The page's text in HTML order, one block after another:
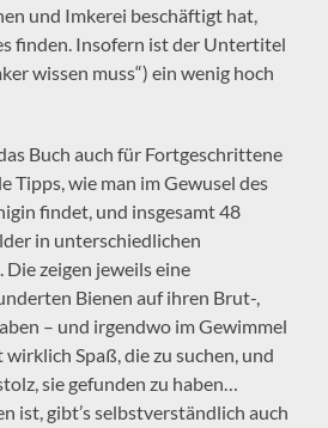
und Imkerei beschäftigt hat,
finden. Insofern ist der Untertitel
wissen muss“) ein wenig hoch
Buch auch für Fortgeschrittene
Tipps, wie man im Gewusel des
findet, und insgesamt 48
in unterschiedlichen
zeigen jeweils eine
Bienen auf ihren Brut-,
– und irgendwo im Gewimmel
Spaß, die zu suchen, und
sie gefunden zu haben…
ist, gibt’s selbstverständlich auch